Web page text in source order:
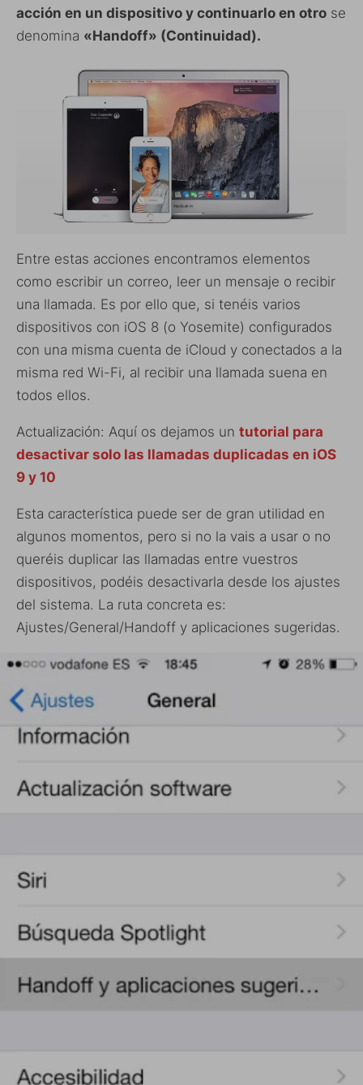
acción en un dispositivo y continuarlo en otro se
denomina «Handoff» (Continuidad).
Entre estas acciones encontramos elementos
como escribir un correo, leer un mensaje o recibir
una llamada. Es por ello que, si tenéis varios
dispositivos con iOS 8 (o Yosemite) configurados
con una misma cuenta de iCloud y conectados a la
misma red Wi-Fi, al recibir una llamada suena en
todos ellos.
Actualización: Aquí os dejamos un tutorial para
desactivar solo las llamadas duplicadas en iOS
9 y 10
Esta característica puede ser de gran utilidad en
algunos momentos, pero si no la vais a usar o no
queréis duplicar las llamadas entre vuestros
dispositivos, podéis desactivarla desde los ajustes
del sistema. La ruta concreta es:
Ajustes/General/Handoff y aplicaciones sugeridas.